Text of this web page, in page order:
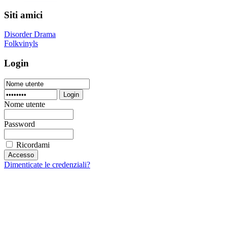
Siti amici
Disorder Drama
Folkvinyls
Login
Login
Nome utente
Password
Ricordami
Dimenticate le credenziali?